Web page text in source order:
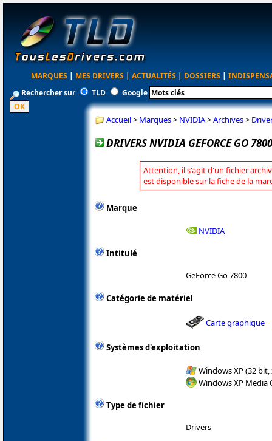
MARQUES | MES DRIVERS | ACTUALITÉS | DOSSIERS |
Rechercher sur
TLD Google
Accueil> Marques> NVIDIA>Archives>
DRIVERS NVIDIA GEFORCE GO
Attention, il s'agit d'un fichier
est disponible sur la fiche de la
Marque
NVIDIA
Intitulé
GeForce Go 7800
Catégorie de matériel
Carte graphique
Systèmes d'exploitation
Windows XP (32 bit,
Windows XP Media
Type de fichier
Drivers